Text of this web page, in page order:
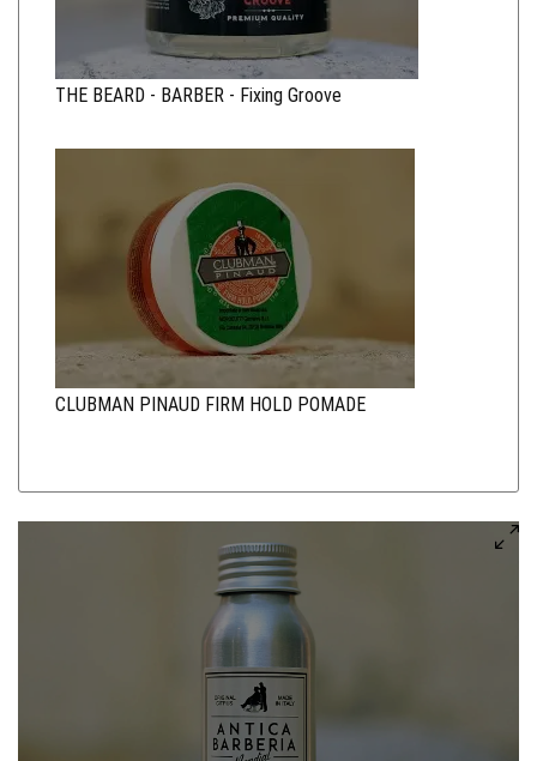
THE BEARD - BARBER - Fixing Groove
CLUBMAN PINAUD FIRM HOLD POMADE